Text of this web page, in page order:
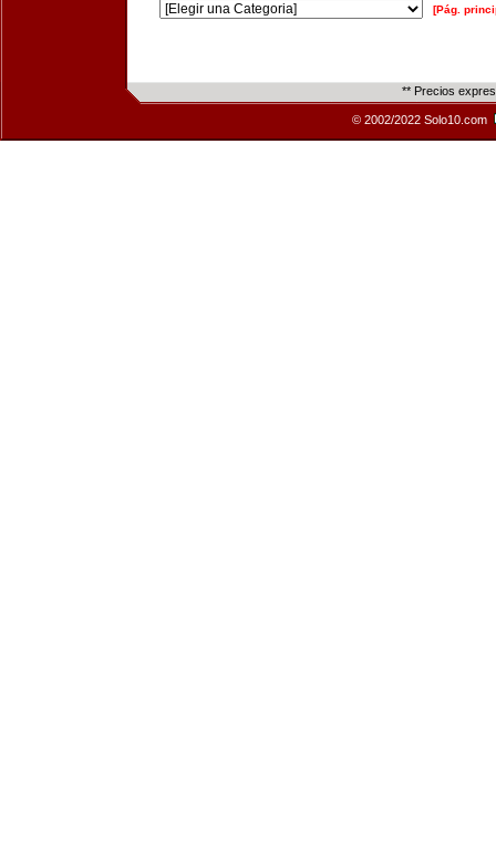
[Pág.
** Precios
© 2002/2022 Solo10.com